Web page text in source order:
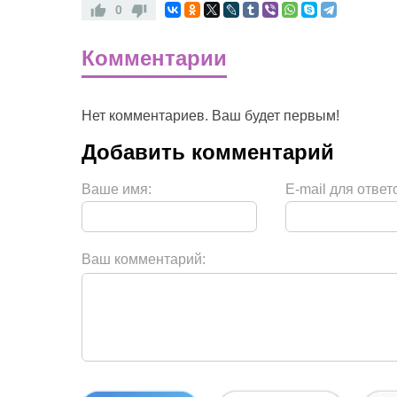
0
Комментарии
Нет комментариев. Ваш будет первым!
Ваше имя: E-mail для
Ваш комментарий: